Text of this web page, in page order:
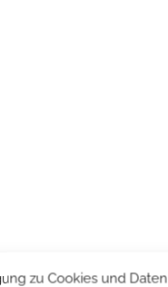
zu Cookies und Daten